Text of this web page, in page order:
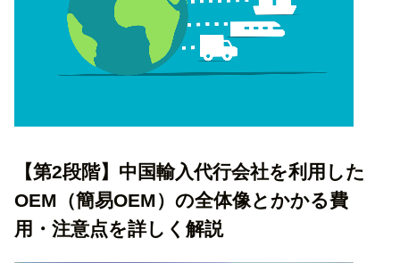
【第2段階】中国輸入代行会社を利用した
OEM（簡易OEM）の全体像とかかる費
用・注意点を詳しく解説